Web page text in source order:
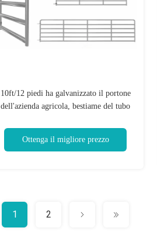
10ft/12 piedi ha galvanizzato il portone
dell'azienda agricola, bestiame del tubo
Ottenga il migliore prezzo
1 2